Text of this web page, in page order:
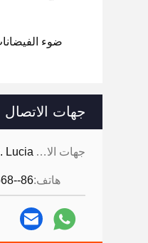
ضوء
جهات الاتصال
جهات الاتصال: Lucia
هاتف:86--18613076668